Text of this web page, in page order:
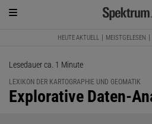
HEUTE AKTUELL MEISTGELESEN
Lesedauer ca. 1 Minute
LEXIKON DER KARTOGRAPHIE UND GEOMATIK
:
Explorative Daten-